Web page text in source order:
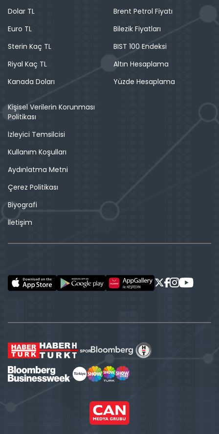
Dolar TL
Euro TL
Sterin Kaç TL
Riyal Kaç TL
Kanada Doları
Brent Petrol Fiyatı
Bilezik Fiyatları
BIST 100 Endeksi
Altın Hesaplama
Yüzde Hesaplama
Kişisel Verilerin Korunması
Politikası
İzleyici Temsilcisi
Kullanım Koşulları
Aydınlatma Metni
Çerez Politikası
Biyografi
İletişim